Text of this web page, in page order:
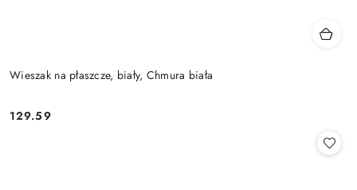
Wieszak na płaszcze, biały, Chmura biała
Cena:
129.59